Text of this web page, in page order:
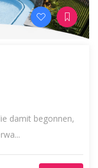
damit begonnen,